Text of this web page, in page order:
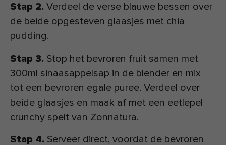
Stap 2. Verdeel de verse blauwe bessen over
de beide opgesteven glaasjes met chia
pudding.
Stap 3. Stop het bevroren fruit samen met
300ml sinaasappelsap in de blender en mix
tot een bevroren egale puree. Verdeel over
beide glaasjes en maak af met een eetlepel
crunchy spelt van Zonnatura.
Stap 4. Serveer direct, voordat de bevroren